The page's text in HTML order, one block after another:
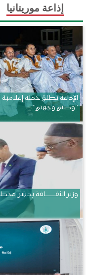
إذاعة موريتانيا
الإذاعة تطلق حملة إعلامية
“وطني وجهتي”
وزير الثقــــــــــافة يدشن